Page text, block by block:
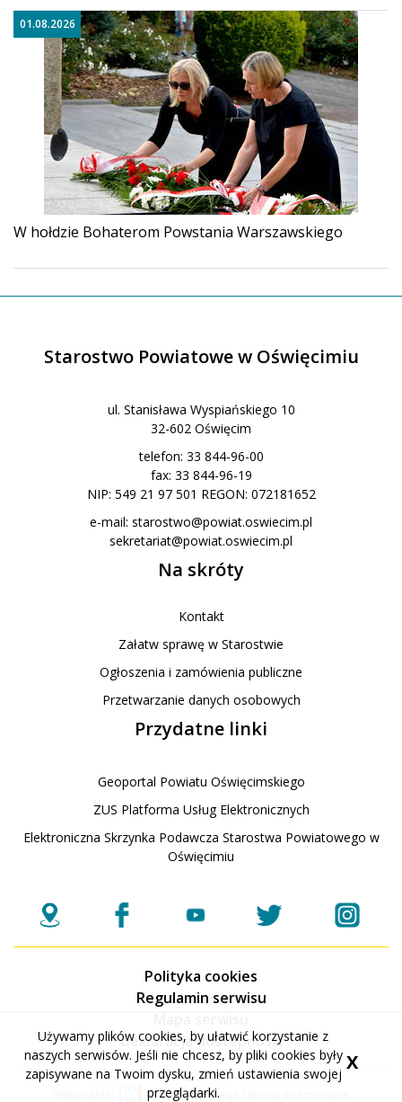
01.08.2026
W hołdzie Bohaterom Powstania Warszawskiego
Starostwo Powiatowe w Oświęcimiu
ul. Stanisława Wyspiańskiego 10
32-602 Oświęcim
telefon: 33 844-96-00
fax: 33 844-96-19
NIP: 549 21 97 501 REGON: 072181652
e-mail: starostwo@powiat.oswiecim.pl
sekretariat@powiat.oswiecim.pl
Na skróty
Kontakt
Załatw sprawę w Starostwie
Ogłoszenia i zamówienia publiczne
Przetwarzanie danych osobowych
Przydatne linki
Geoportal Powiatu Oświęcimskiego
ZUS Platforma Usług Elektronicznych
Elektroniczna Skrzynka Podawcza Starostwa Powiatowego w
Oświęcimiu
Polityka cookies
Regulamin serwisu
Deklaracja dostepnosci
ESC SA-Aplikacje i strony internetowe
Używamy plików cookies, by ułatwić korzystanie z
naszych serwisów. Jeśli nie chcesz, by pliki cookies były
zapisywane na Twoim dysku, zmień ustawienia swojej
przeglądarki.
X